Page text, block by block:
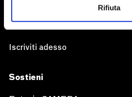
Rifiuta
Newsletter
Iscriviti adesso
Sostieni